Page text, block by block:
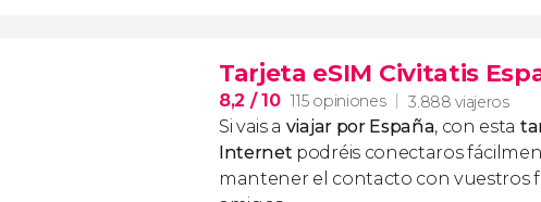
Tarjeta eSIM Civitatis
8,2 / 10 115 opiniones 3.888 viajeros
Si vais a viajar por España, con esta
Internet podréis conectaros
mantener el contacto con vuestros